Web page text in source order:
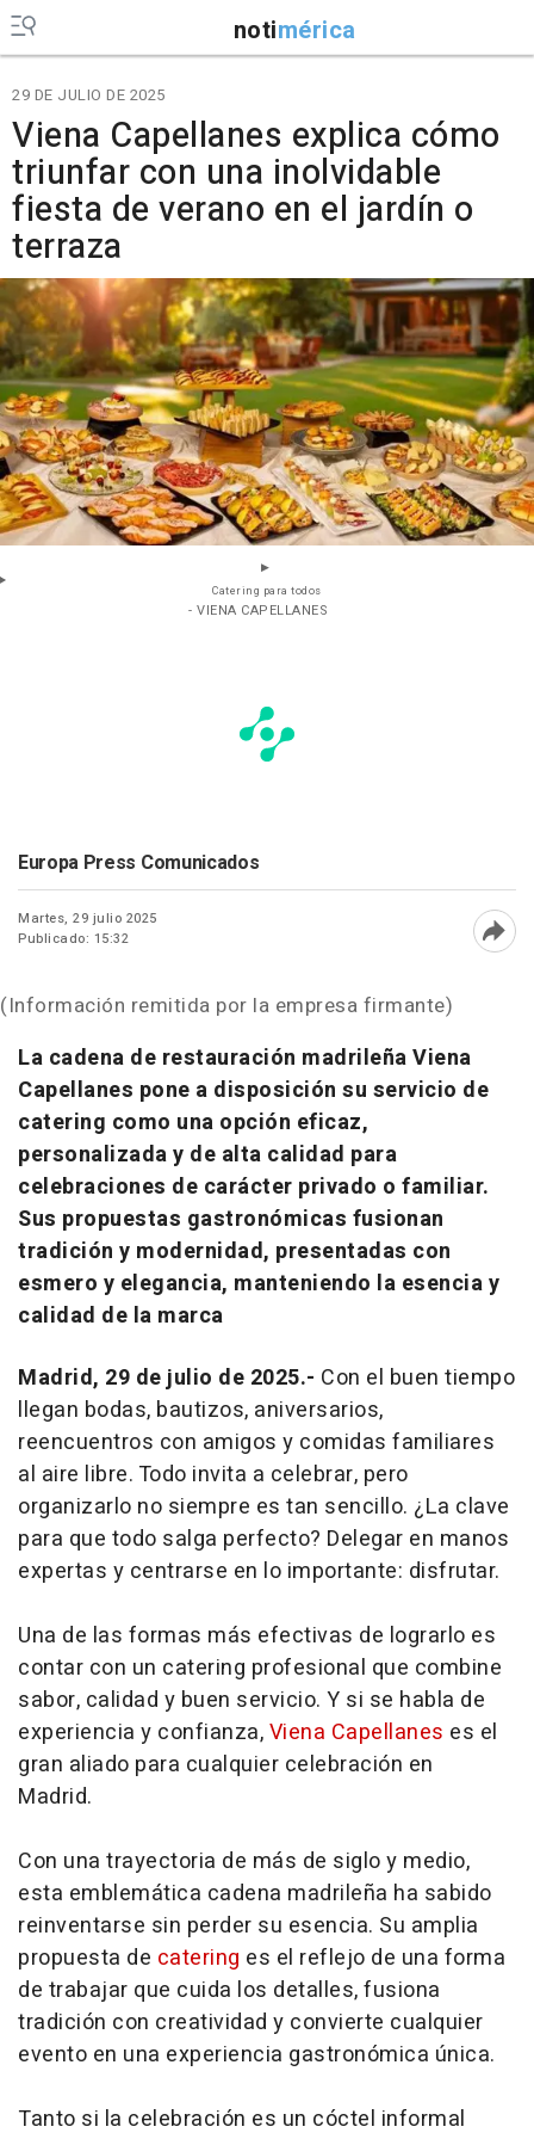
notimérica
29 DE JULIO DE 2025
Viena Capellanes explica cómo
triunfar con una inolvidable
fiesta de verano en el jardín o
terraza
Catering para todos
- VIENA CAPELLANES
Europa Press Comunicados
Martes, 29 julio 2025
Publicado: 15:32
(Información remitida por la empresa firmante)
La cadena de restauración madrileña Viena
Capellanes pone a disposición su servicio de
catering como una opción eficaz,
personalizada y de alta calidad para
celebraciones de carácter privado o familiar.
Sus propuestas gastronómicas fusionan
tradición y modernidad, presentadas con
esmero y elegancia, manteniendo la esencia y
calidad de la marca
Madrid, 29 de julio de 2025.- Con el buen tiempo
llegan bodas, bautizos, aniversarios,
reencuentros con amigos y comidas familiares
al aire libre. Todo invita a celebrar, pero
organizarlo no siempre es tan sencillo. ¿La clave
para que todo salga perfecto? Delegar en manos
expertas y centrarse en lo importante: disfrutar.
Una de las formas más efectivas de lograrlo es
contar con un catering profesional que combine
sabor, calidad y buen servicio. Y si se habla de
experiencia y confianza,Viena Capellanes es el
gran aliado para cualquier celebración en
Madrid.
Con una trayectoria de más de siglo y medio,
esta emblemática cadena madrileña ha sabido
reinventarse sin perder su esencia. Su amplia
propuesta de catering es el reflejo de una forma
de trabajar que cuida los detalles, fusiona
tradición con creatividad y convierte cualquier
evento en una experiencia gastronómica única.
Tanto si la celebración es un cóctel informal